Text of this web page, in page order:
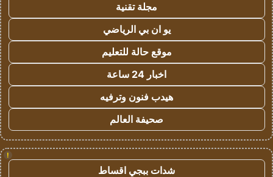
مجلة تقنية
يو ان بي الرياضي
موقع حالة للتعليم
اخبار 24 ساعة
هيدب فنون وترفيه
صحيفة العالم
!
شدات ببجي اقساط